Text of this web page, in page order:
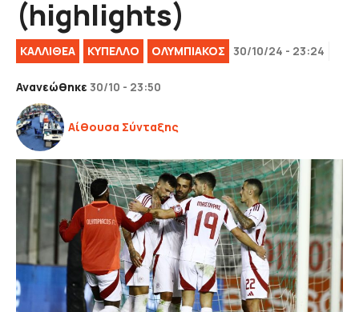
(highlights)
ΚΑΛΛΙΘΕΑ ΚΎΠΕΛΛΟ ΟΛΥΜΠΙΑΚΟΣ 30/10/24 - 23:24
Ανανεώθηκε 30/10 - 23:50
Αίθουσα Σύνταξης